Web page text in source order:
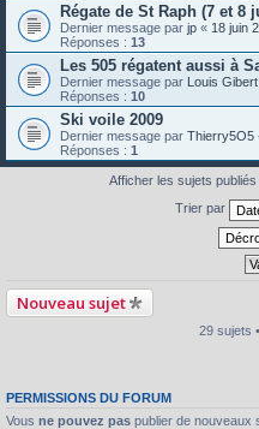
Régate de St Raph (7 et 8
Dernier message par jp « 18 juin
Réponses : 13
Les 505 régatent aussi à
Dernier message par Louis
Réponses : 10
Ski voile 2009
Dernier message par Thierry5O5
Réponses : 1
Afficher les sujets publiés
Trier par
Nouveau sujet
29 sujets
PERMISSIONS DU FORUM
Vous ne pouvez pas publier de nouveaux